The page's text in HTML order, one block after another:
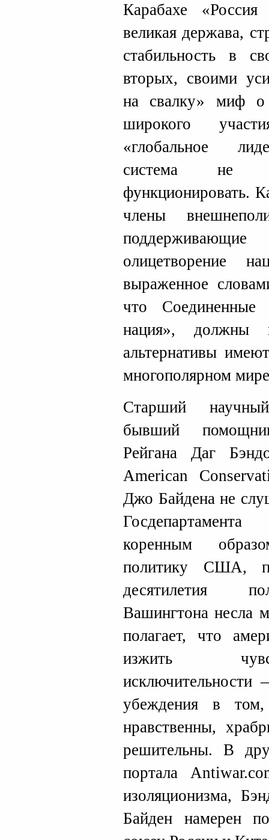
Карабахе
великая держава,
стабильность в
вторых, своими
на свалку» миф
широкого
«глобальное
система не
функционировать.
члены
олицетворение
выраженное
что
нация», должны
альтернативы
многополярном
Старший
бывший
Рейгана Даг
American
Джо Байдена не
коренным
политику США,
десятилетия
Вашингтона несла
полагает, что
изжить
исключительности
убеждения в
нравственны,
решительны. В
портала
изоляционизма,
Байден намерен